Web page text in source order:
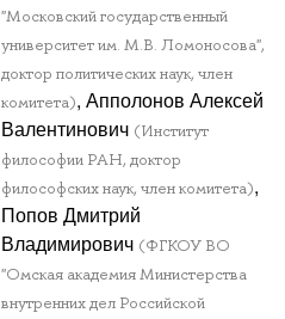
"Московский государственный
университет им. М.В. Ломоносова",
доктор политических наук, член
комитета), Апполонов Алексей
Валентинович (Институт
философии РАН, доктор
философских наук, член комитета),
Попов Дмитрий
Владимирович (ФГКОУ ВО
"Омская академия Министерства
внутренних дел Российской